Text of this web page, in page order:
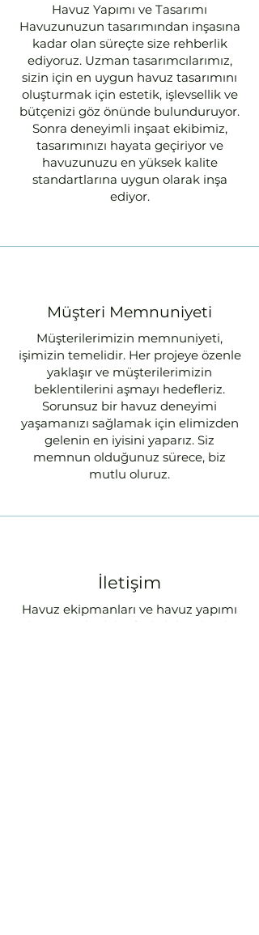
Havuz Yapımı ve Tasarımı
Havuzunuzun tasarımından inşasına
kadar olan süreçte size rehberlik
ediyoruz. Uzman tasarımcılarımız,
sizin için en uygun havuz tasarımını
oluşturmak için estetik, işlevsellik ve
bütçenizi göz önünde bulunduruyor.
Sonra deneyimli inşaat ekibimiz,
tasarımınızı hayata geçiriyor ve
havuzunuzu en yüksek kalite
standartlarına uygun olarak inşa
ediyor.
Müşteri Memnuniyeti
Müşterilerimizin memnuniyeti,
işimizin temelidir. Her projeye özenle
yaklaşır ve müşterilerimizin
beklentilerini aşmayı hedefleriz.
Sorunsuz bir havuz deneyimi
yaşamanızı sağlamak için elimizden
gelenin en iyisini yaparız. Siz
memnun olduğunuz sürece, biz
mutlu oluruz.
İletişim
Havuz ekipmanları ve havuz yapımı
konusunda daha fazla bilgi almak